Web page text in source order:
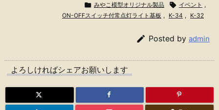
 みやこ模型オリジナル製品  イベント ,
ON-OFFスイッチ付常点灯ライト基板 , K-34 , K-32
 Posted by admin
よろしければシェアお願いします